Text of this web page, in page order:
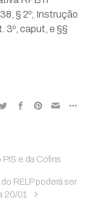
§ 2º; Instrução
3º, caput, e §§
PIS e da Cofins
RELP poderá ser
20/01